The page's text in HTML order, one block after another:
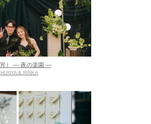
宵） ― 夜の楽園 ―
& RINKA